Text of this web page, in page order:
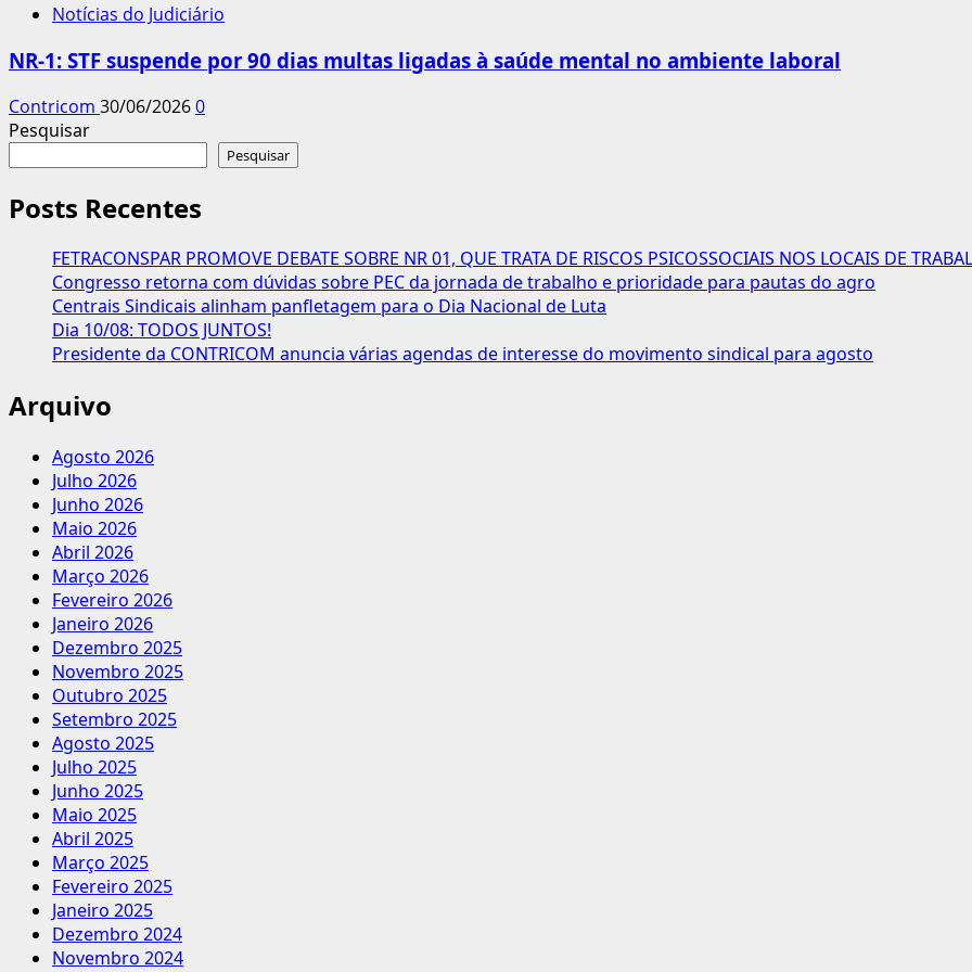
Notícias do Judiciário
NR-1: STF suspende por 90 dias multas ligadas à saúde mental no ambiente laboral
Contricom 30/06/20260
Pesquisar
Pesquisar
Posts Recentes
FETRACONSPAR PROMOVE DEBATE SOBRE NR 01, QUE TRATA DE RISCOS PSICOSSOCIAIS NOS LOCAIS DE
Congresso retorna com dúvidas sobre PEC da jornada de trabalho e prioridade para pautas do agro
Centrais Sindicais alinham panfletagem para o Dia Nacional de Luta
Dia 10/08: TODOS JUNTOS!
Presidente da CONTRICOM anuncia várias agendas de interesse do movimento sindical para agosto
Arquivo
Agosto 2026
Julho 2026
Junho 2026
Maio 2026
Abril 2026
Março 2026
Fevereiro 2026
Janeiro 2026
Dezembro 2025
Novembro 2025
Outubro 2025
Setembro 2025
Agosto 2025
Julho 2025
Junho 2025
Maio 2025
Abril 2025
Março 2025
Fevereiro 2025
Janeiro 2025
Dezembro 2024
Novembro 2024